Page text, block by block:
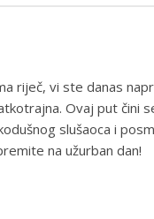
riječ, vi ste danas
Ovaj put čini
slušaoca i
na užurban dan!